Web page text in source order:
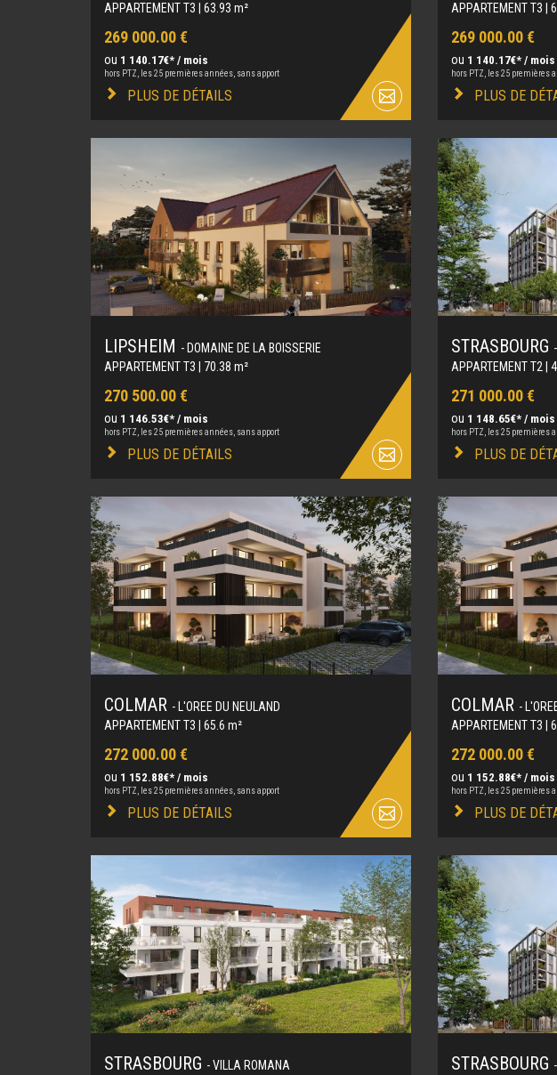
APPARTEMENT T3 | 63.93 m²
269 000.00 €
ou 1 140.17€* / mois
hors PTZ, les 25 premières années, sans apport
PLUS DE DÉTAILS
APPARTEMENT T3 |
269 000.00 €
ou 1 140.17€* / mois
hors PTZ, les 25 premières
PLUS DE
LIPSHEIM - DOMAINE DE LA BOISSERIE
APPARTEMENT T3 | 70.38 m²
270 500.00 €
ou 1 146.53€* / mois
hors PTZ, les 25 premières années, sans apport
PLUS DE DÉTAILS
STRASBOURG
APPARTEMENT T2 |
271 000.00 €
ou 1 148.65€* / mois
hors PTZ, les 25 premières
PLUS DE
COLMAR - L'OREE DU NEULAND
APPARTEMENT T3 | 65.6 m²
272 000.00 €
ou 1 152.88€* / mois
hors PTZ, les 25 premières années, sans apport
PLUS DE DÉTAILS
COLMAR -
APPARTEMENT T3 |
272 000.00 €
ou 1 152.88€* / mois
hors PTZ, les 25 premières
PLUS DE
STRASBOURG - VILLA ROMANA
STRASBOURG